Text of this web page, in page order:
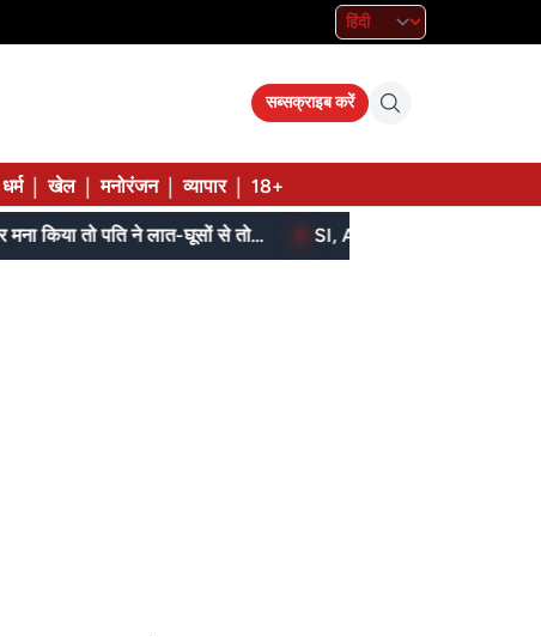
सब्सक्राइब करें
धर्म खेल मनोरंजन व्यापार 18+
बेटे ने मां को दिए थे पैसे, मांगने पर मना किया तो पति ने लात-घूसों से तोड़ी तिल्ली; गिरफ्तार